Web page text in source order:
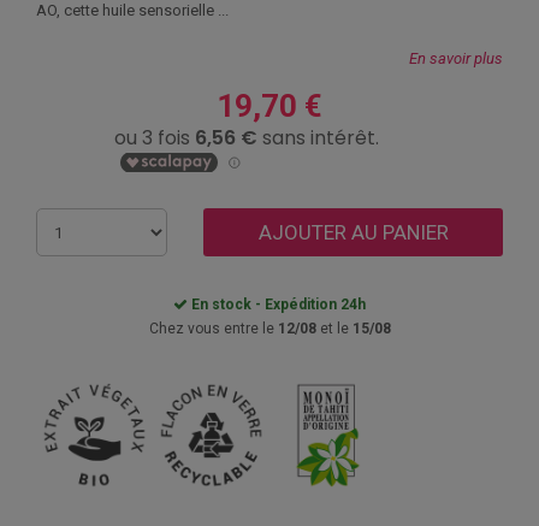
AO, cette huile sensorielle ...
En savoir plus
19,70 €
AJOUTER AU PANIER
En stock - Expédition 24h
Chez vous entre le 12/08et le 15/08